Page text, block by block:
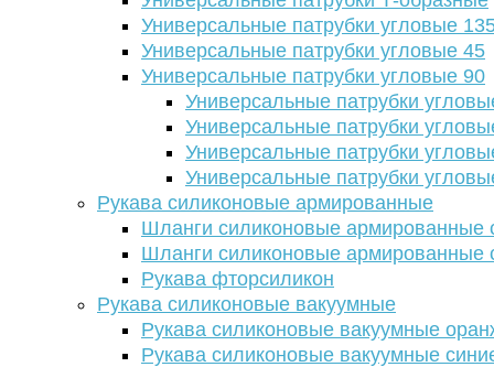
Универсальные патрубки угловые
Универсальные патрубки угловые 45
Универсальные патрубки угловые 90
Универсальные патрубки
Универсальные патрубки
Универсальные патрубки
Универсальные патрубки
Рукава силиконовые армированные
Шланги силиконовые армированные
Шланги силиконовые армированные
Рукава фторсиликон
Рукава силиконовые вакуумные
Рукава силиконовые вакуумные
Рукава силиконовые вакуумные